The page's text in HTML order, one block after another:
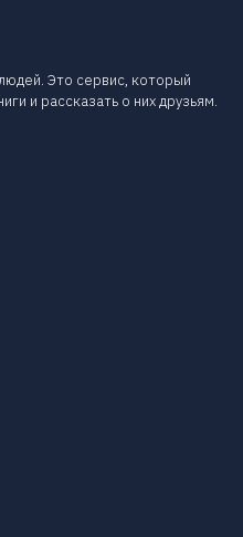
Это сервис, который
и рассказать о них друзьям.